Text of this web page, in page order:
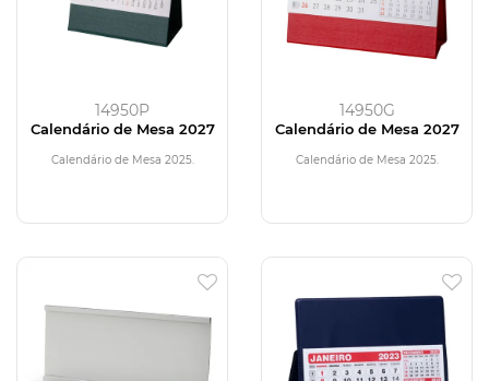
14950P
Calendário de Mesa 2027
Calendário de Mesa 2025.
14950G
Calendário de Mesa 2027
Calendário de Mesa 2025.